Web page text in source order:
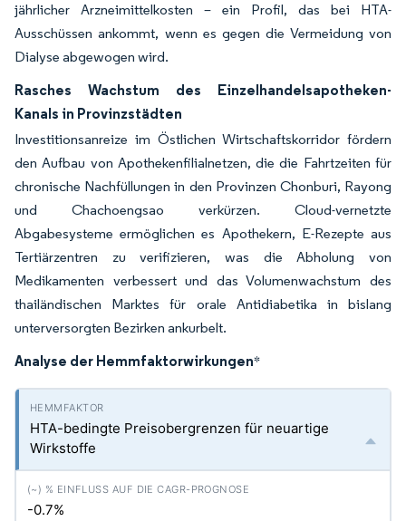
jährlicher Arzneimittelkosten – ein Profil, das bei HTA-
Ausschüssen ankommt, wenn es gegen die Vermeidung von
Dialyse abgewogen wird.
Rasches Wachstum des Einzelhandelsapotheken-
Kanals in Provinzstädten
Investitionsanreize im Östlichen Wirtschaftskorridor fördern
den Aufbau von Apothekenfilialnetzen, die die Fahrtzeiten für
chronische Nachfüllungen in den Provinzen Chonburi, Rayong
und Chachoengsao verkürzen. Cloud-vernetzte
Abgabesysteme ermöglichen es Apothekern, E-Rezepte aus
Tertiärzentren zu verifizieren, was die Abholung von
Medikamenten verbessert und das Volumenwachstum des
thailändischen Marktes für orale Antidiabetika in bislang
unterversorgten Bezirken ankurbelt.
Analyse der Hemmfaktorwirkungen*
HTA-bedingte Preisobergrenzen für neuartige
Wirkstoffe
-0.7%